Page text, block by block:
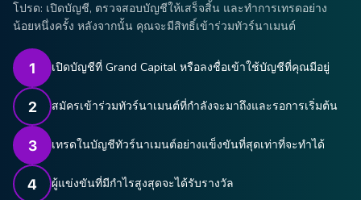
โปรด: เปิดบัญชี, ตรวจสอบบัญชีให้เสร็จสิ้น และทำการเทรดอย่าง
น้อยหนึ่งครั้ง หลังจากนั้น คุณจะมีสิทธิ์เข้าร่วมทัวร์นาเมนต์
เปิดบัญชีที่ Grand Capital หรือลงชื่อเข้าใช้บัญชีที่คุณมีอยู่
สมัครเข้าร่วมทัวร์นาเมนต์ที่กำลังจะมาถึงและรอการเริ่มต้น
เทรดในบัญชีทัวร์นาเมนต์อย่างแข็งขันที่สุดเท่าที่จะทำได้
ผู้แข่งขันที่มีกำไรสูงสุดจะได้รับรางวัล